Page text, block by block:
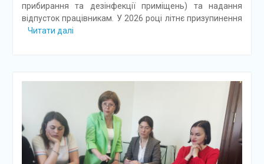
прибирання та дезінфекції приміщень) та надання
відпусток працівникам. У 2026 році літнє призупинення
Читати далі